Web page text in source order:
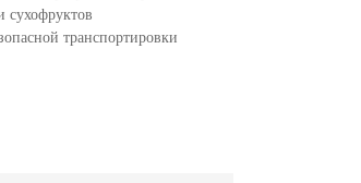
сухофруктов
транспортировки